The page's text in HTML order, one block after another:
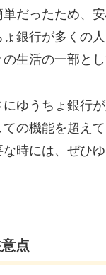
だったため、
銀行が多くの
生活の一部と
ゆうちょ銀行
の機能を超え
時には、ぜひ
点